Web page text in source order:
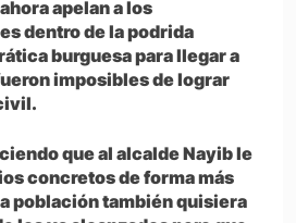
apelan a los
dentro de la podrida
burguesa para llegar a
imposibles de lograr
que al alcalde Nayib le
concretos de forma más
población también quisiera